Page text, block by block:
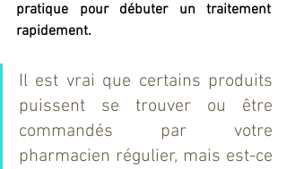
pratique pour débuter un traitement
rapidement.
Il est vrai que certains produits
puissent se trouver ou être
commandés par votre
pharmacien régulier, mais est-ce